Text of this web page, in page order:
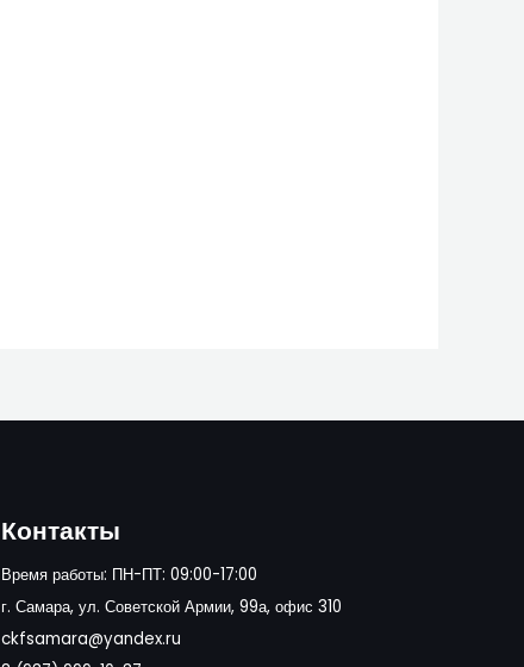
Контакты
Время работы: ПН-ПТ: 09:00-17:00
г. Самара, ул. Советской Армии, 99а, офис 310
ckfsamara@yandex.ru